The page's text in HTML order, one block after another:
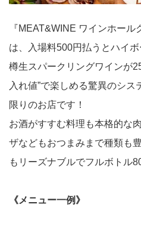
『MEAT&WINE ワインホール
は、入場料500円払うとハイ
樽生スパークリングワインが
入れ値”で楽しめる驚異のシ
限りのお店です！
お酒がすすむ料理も本格的な
ザなどもおつまみまで種類も
もリーズナブルでフルボトル
《メニュー一例》